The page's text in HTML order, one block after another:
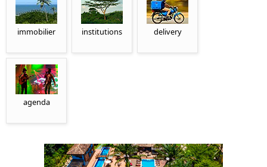
immobilier institutions delivery
agenda